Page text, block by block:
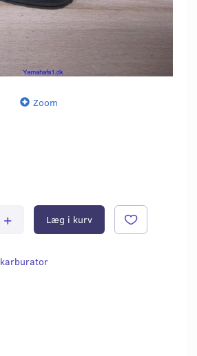
Zoom
Læg i kurv